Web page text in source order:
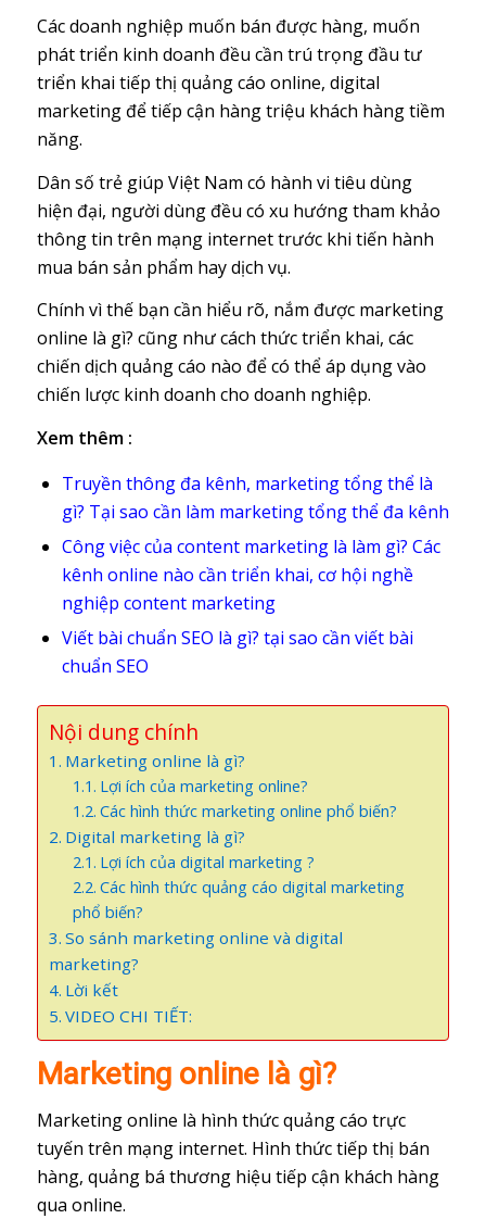
Các doanh nghiệp muốn bán được hàng, muốn
phát triển kinh doanh đều cần trú trọng đầu tư
triển khai tiếp thị quảng cáo online, digital
marketing để tiếp cận hàng triệu khách hàng tiềm
năng.
Dân số trẻ giúp Việt Nam có hành vi tiêu dùng
hiện đại, người dùng đều có xu hướng tham khảo
thông tin trên mạng internet trước khi tiến hành
mua bán sản phẩm hay dịch vụ.
Chính vì thế bạn cần hiểu rõ, nắm được marketing
online là gì? cũng như cách thức triển khai, các
chiến dịch quảng cáo nào để có thể áp dụng vào
chiến lược kinh doanh cho doanh nghiệp.
Xem thêm :
Truyền thông đa kênh, marketing tổng thể là
gì? Tại sao cần làm marketing tổng thể đa kênh
Công việc của content marketing là làm gì? Các
kênh online nào cần triển khai, cơ hội nghề
nghiệp content marketing
Viết bài chuẩn SEO là gì? tại sao cần viết bài
chuẩn SEO
Nội dung chính
Marketing online là gì?
Lợi ích của marketing online?
Các hình thức marketing online phổ biến?
Digital marketing là gì?
Lợi ích của digital marketing ?
Các hình thức quảng cáo digital marketing
phổ biến?
So sánh marketing online và digital
marketing?
Lời kết
VIDEO CHI TIẾT:
Marketing online là gì?
Marketing online là hình thức quảng cáo trực
tuyến trên mạng internet. Hình thức tiếp thị bán
hàng, quảng bá thương hiệu tiếp cận khách hàng
qua online.